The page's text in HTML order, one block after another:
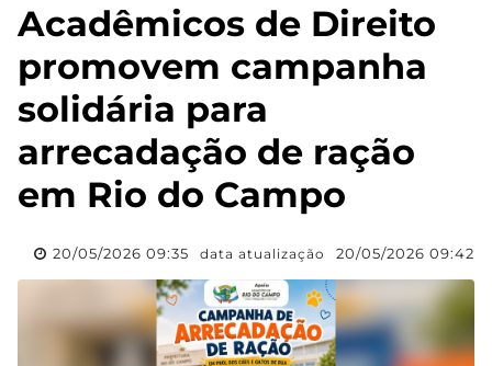
Acadêmicos de Direito
promovem campanha
solidária para
arrecadação de ração
em Rio do Campo
20/05/2026 09:35 data atualização 20/05/2026 09:42